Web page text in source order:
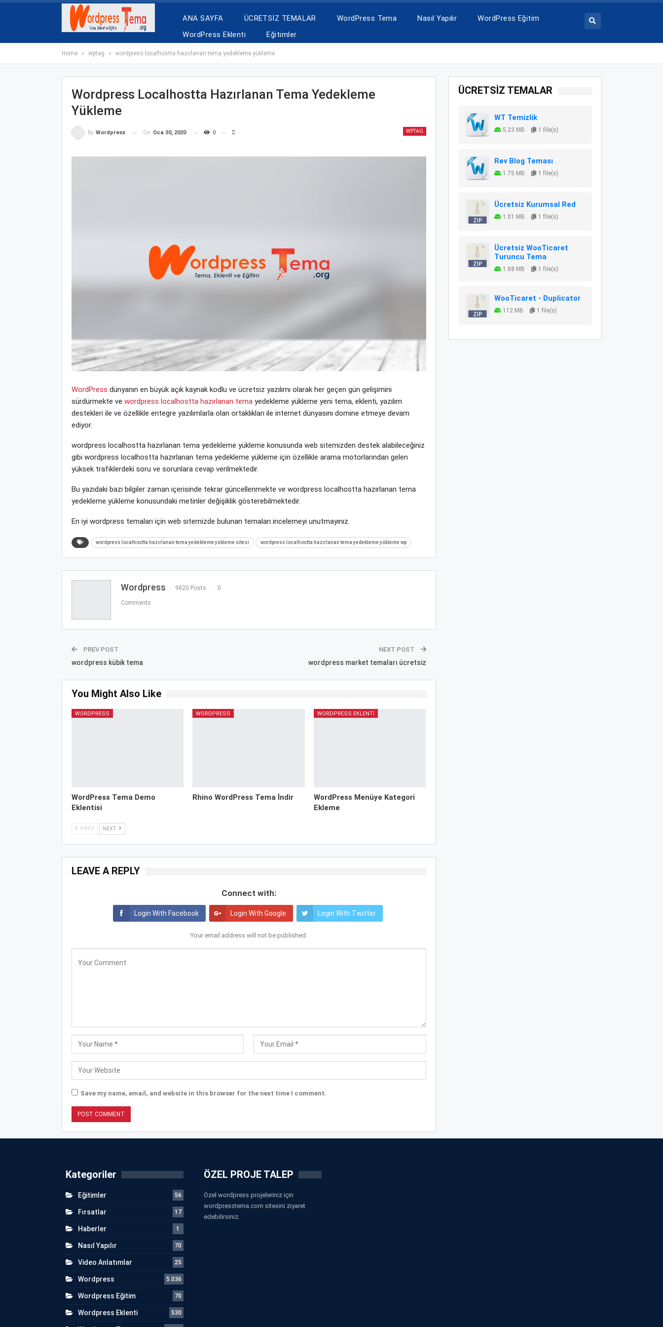
ANA SAYFA ÜCRETSİZ TEMALAR WordPress Tema Nasıl Yapılır
WordPress Eğitim
WordPress Eklenti
Eğitimler
Home wptag wordpress localhostta hazırlanan tema yedekleme yükleme
Wordpress Localhostta Hazırlanan Tema Yedekleme
Yükleme
WPTAG
By Wordpress On Oca 30, 2020 0
WordPress dünyanın en büyük açık kaynak kodlu ve ücretsiz yazılımı olarak her geçen gün gelişimini
sürdürmekte ve wordpress localhostta hazırlanan temayedekleme yükleme yeni tema, eklenti, yazılım
destekleri ile ve özellikle entegre yazılımlarla olan ortaklıkları ile internet dünyasını domine etmeye devam
ediyor.
wordpress localhostta hazırlanan tema yedekleme yükleme konusunda web sitemizden destek alabileceğiniz
gibi wordpress localhostta hazırlanan tema yedekleme yükleme için özellikle arama motorlarından gelen
yüksek trafiklerdeki soru ve sorunlara cevap verilmektedir.
Bu yazıdaki bazı bilgiler zaman içerisinde tekrar güncellenmekte ve wordpress localhostta hazırlanan tema
yedekleme yükleme konusundaki metinler değişiklik gösterebilmektedir.
En iyi wordpress temaları için web sitemizde bulunan temaları incelemeyi unutmayınız.
wordpress localhostta hazırlanan tema yedekleme yükleme sitesi wordpress localhostta hazırlanan tema yedekleme yükleme wp
Wordpress 9820 Posts 0
Comments
PREV POST
wordpress kübik tema
NEXT POST
wordpress market temaları ücretsiz
You Might Also Like
WORDPRESS
WordPress Tema Demo
Eklentisi
WORDPRESS
Rhino WordPress Tema İndir
WORDPRESS EKLENTI
WordPress Menüye Kategori
Ekleme
PREV NEXT
LEAVE A REPLY
Connect with:
Login With Facebook Login With Google Login With Twitter
Your email address will not be published.
Save my name, email, and website in this browser for the next time I comment.
ÜCRETSİZ TEMALAR
WT Temizlik
5.23 MB 1 file(s)
Rev Blog Teması
1.75 MB 1 file(s)
Ücretsiz Kurumsal Red
1.01 MB 1 file(s)
Ücretsiz WooTicaret
Turuncu Tema
1.88 MB 1 file(s)
WooTicaret - Duplicator
112 MB 1 file(s)
Kategoriler
Eğitimler 56
Fırsatlar 17
Haberler 1
Nasıl Yapılır 70
Video Anlatımlar 25
Wordpress 5.036
Wordpress Eğitim 70
Wordpress Eklenti 530
ÖZEL PROJE TALEP
Özel wordpress projeleriniz için
wordpresstema.com sitesini ziyaret
edebilirsiniz.